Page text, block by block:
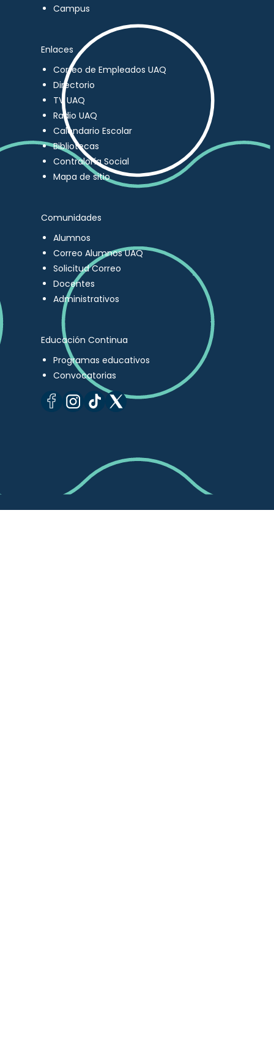
Campus
Enlaces
Correo de Empleados UAQ
Directorio
TV UAQ
Radio UAQ
Calendario Escolar
Bibliotecas
Contraloría Social
Mapa de sitio
Comunidades
Alumnos
Correo Alumnos UAQ
Solicitud Correo
Docentes
Administrativos
Educación Continua
Programas educativos
Convocatorias